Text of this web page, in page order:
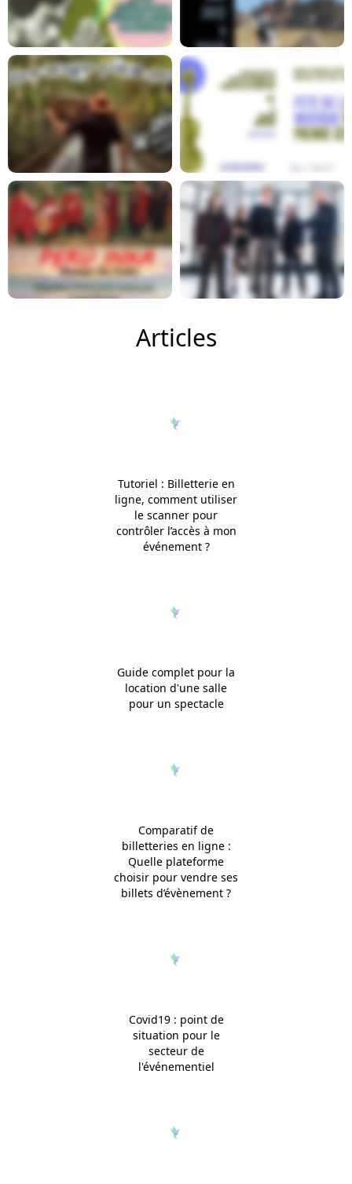
En savoir plus En savoir plus
En savoir plus
En savoir plus En savoir plus
Articles
Tutoriel : Billetterie en
ligne, comment utiliser
le scanner pour
contrôler l’accès à mon
événement ?
Guide complet pour la
location d'une salle
pour un spectacle
Comparatif de
billetteries en ligne :
Quelle plateforme
choisir pour vendre ses
billets d’évènement ?
Covid19 : point de
situation pour le
secteur de
l'événementiel